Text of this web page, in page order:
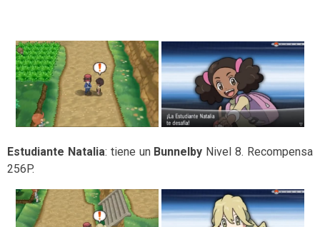
Estudiante Natalia: tiene un Bunnelby Nivel 8. Recompensa
256P.